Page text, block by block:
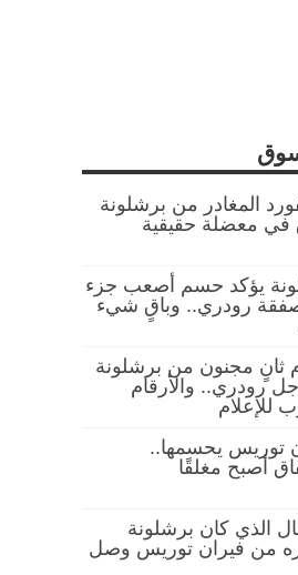
المغادر من برشلونة
في معضلة حقيقية
يؤكد حسم أصعب جزء
رودري.. وباقٍ شيء
ثانٍ مجنون من برشلونة
رودري.. والأرقام
للإعلام
توريس يحسمها..
أصبح مغلقًا
الذي كان برشلونة
من فيران توريس وصل